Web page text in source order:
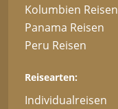
Kolumbien Reisen
Panama Reisen
Peru Reisen
Reisearten:
Individualreisen